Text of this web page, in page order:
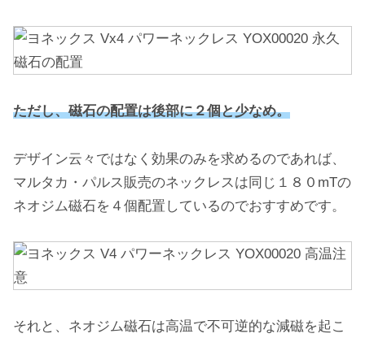
ただし、磁石の配置は後部に２個と少なめ。
デザイン云々ではなく効果のみを求めるのであれば、
マルタカ・パルス販売のネックレスは同じ１８０mTの
ネオジム磁石を４個配置しているのでおすすめです。
それと、ネオジム磁石は高温で不可逆的な減磁を起こ